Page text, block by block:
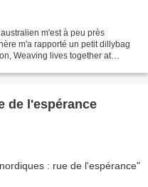
m'est à peu près
m'a rapporté un petit dillybag
Weaving lives together at
de l'espérance